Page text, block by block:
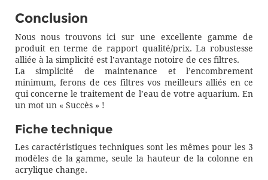
Conclusion
Nous nous trouvons ici sur une excellente gamme de
produit en terme de rapport qualité/prix. La robustesse
alliée à la simplicité est l’avantage notoire de ces filtres.
La simplicité de maintenance et l’encombrement
minimum, ferons de ces filtres vos meilleurs alliés en ce
qui concerne le traitement de l’eau de votre aquarium. En
un mot un « Succès » !
Fiche technique
Les caractéristiques techniques sont les mêmes pour les 3
modèles de la gamme, seule la hauteur de la colonne en
acrylique change.